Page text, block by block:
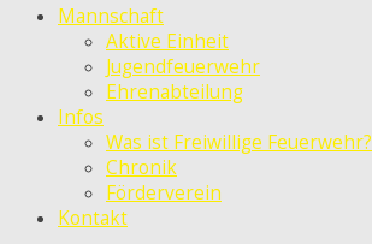
Mannschaft
Aktive Einheit
Jugendfeuerwehr
Ehrenabteilung
Infos
Was ist Freiwillige Feuerwehr?
Chronik
Förderverein
Kontakt